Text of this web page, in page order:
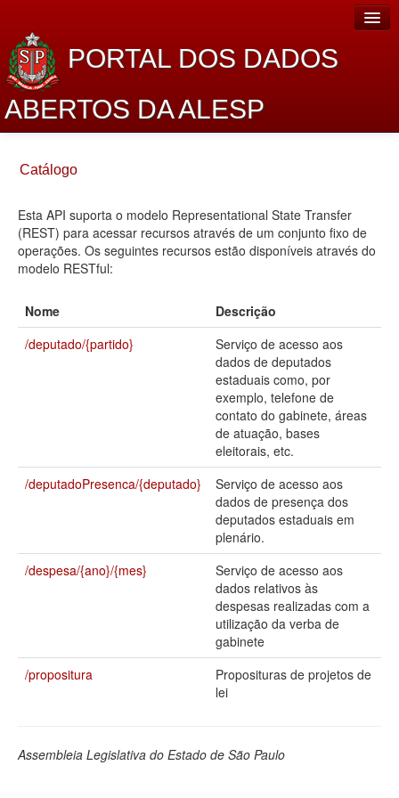
PORTAL DOS DADOS
ABERTOS DA ALESP
Sobre o projeto
Dados Abertos Alesp
Lei de Acesso à Informação
Planejamento
Catálogo de dados
Legislação
Perguntas frequentes
Catálogo
Esta API suporta o modelo Representational State Transfer
(REST) para acessar recursos através de um conjunto fixo de
operações. Os seguintes recursos estão disponíveis através do
modelo RESTful:
Nome
Descrição
/deputado/{partido}
Serviço de acesso aos
dados de deputados
estaduais como, por
exemplo, telefone de
contato do gabinete, áreas
de atuação, bases
eleitorais, etc.
/deputadoPresenca/{deputado}
Serviço de acesso aos
dados de presença dos
deputados estaduais em
plenário.
/despesa/{ano}/{mes}
Serviço de acesso aos
dados relativos às
despesas realizadas com a
utilização da verba de
gabinete
/propositura
Proposituras de projetos de
lei
Assembleia Legislativa do Estado de São Paulo